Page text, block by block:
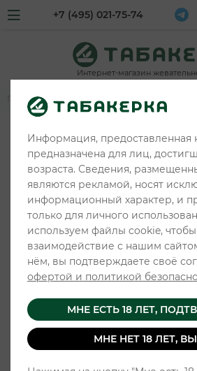
Интернет-магазин
+7 (495) 021-75-74
Главная Жевательные табаки и снюс
Информация, предоставленная
предназначена для лиц,
возраста. Сведения,
являются рекламой, носят
информационный характер, и
только для личного
используем файлы cookie,
взаимодействие с нашим
нём, вы подтверждаете своё
офертой и политикой
МНЕ ЕСТЬ 18 ЛЕТ,
МНЕ НЕТ 18 ЛЕТ,